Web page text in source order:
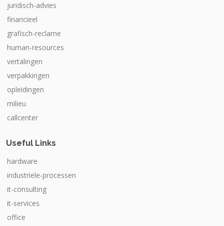
juridisch-advies
financieel
grafisch-reclame
human-resources
vertalingen
verpakkingen
opleidingen
milieu
callcenter
Useful Links
hardware
industriele-processen
it-consulting
it-services
office